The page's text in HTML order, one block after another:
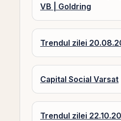
VB | Goldring
Trendul zilei
Capital Social Varsat
Trendul zilei